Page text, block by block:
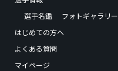
選手名鑑
フォトギャラリー
はじめての方へ
よくある質問
マイページ